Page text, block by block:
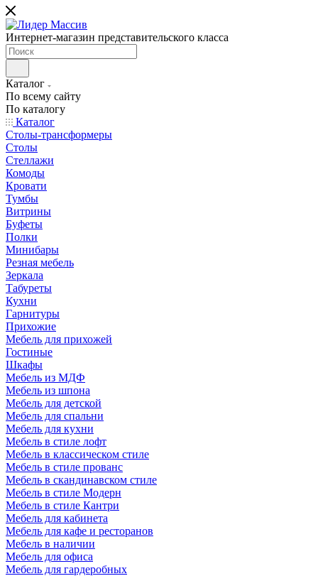
Интернет-магазин представительского класса
Каталог
По всему сайту
По каталогу
Каталог
Столы-трансформеры
Столы
Стеллажи
Комоды
Кровати
Тумбы
Витрины
Буфеты
Полки
Минибары
Резная мебель
Зеркала
Табуреты
Кухни
Гарнитуры
Прихожие
Мебель для прихожей
Гостиные
Шкафы
Мебель из МДФ
Мебель из шпона
Мебель для детской
Мебель для спальни
Мебель для кухни
Мебель в стиле лофт
Мебель в классическом стиле
Мебель в стиле прованс
Мебель в скандинавском стиле
Мебель в стиле Модерн
Мебель в стиле Кантри
Мебель для кабинета
Мебель для кафе и ресторанов
Мебель в наличии
Мебель для офиса
Мебель для гардеробных